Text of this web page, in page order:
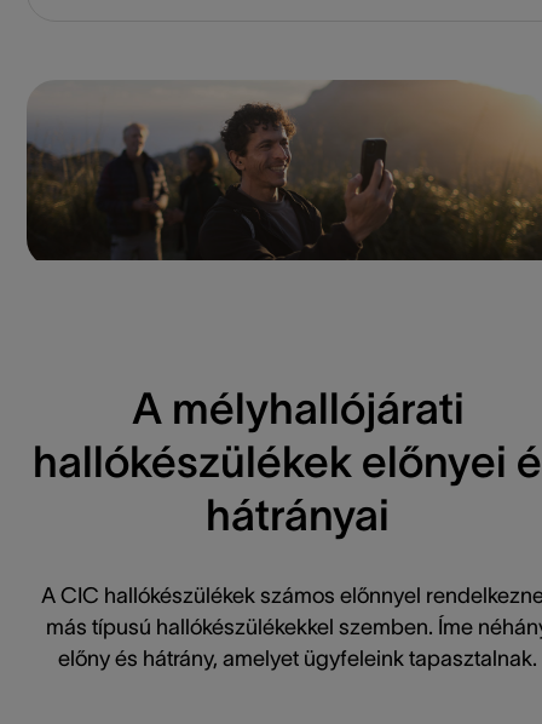
A mélyhallójárati
hallókészülékek előnyei
hátrányai
A CIC hallókészülékek számos előnnyel
más típusú hallókészülékekkel szemben. Íme
előny és hátrány, amelyet ügyfeleink tapasztalnak.